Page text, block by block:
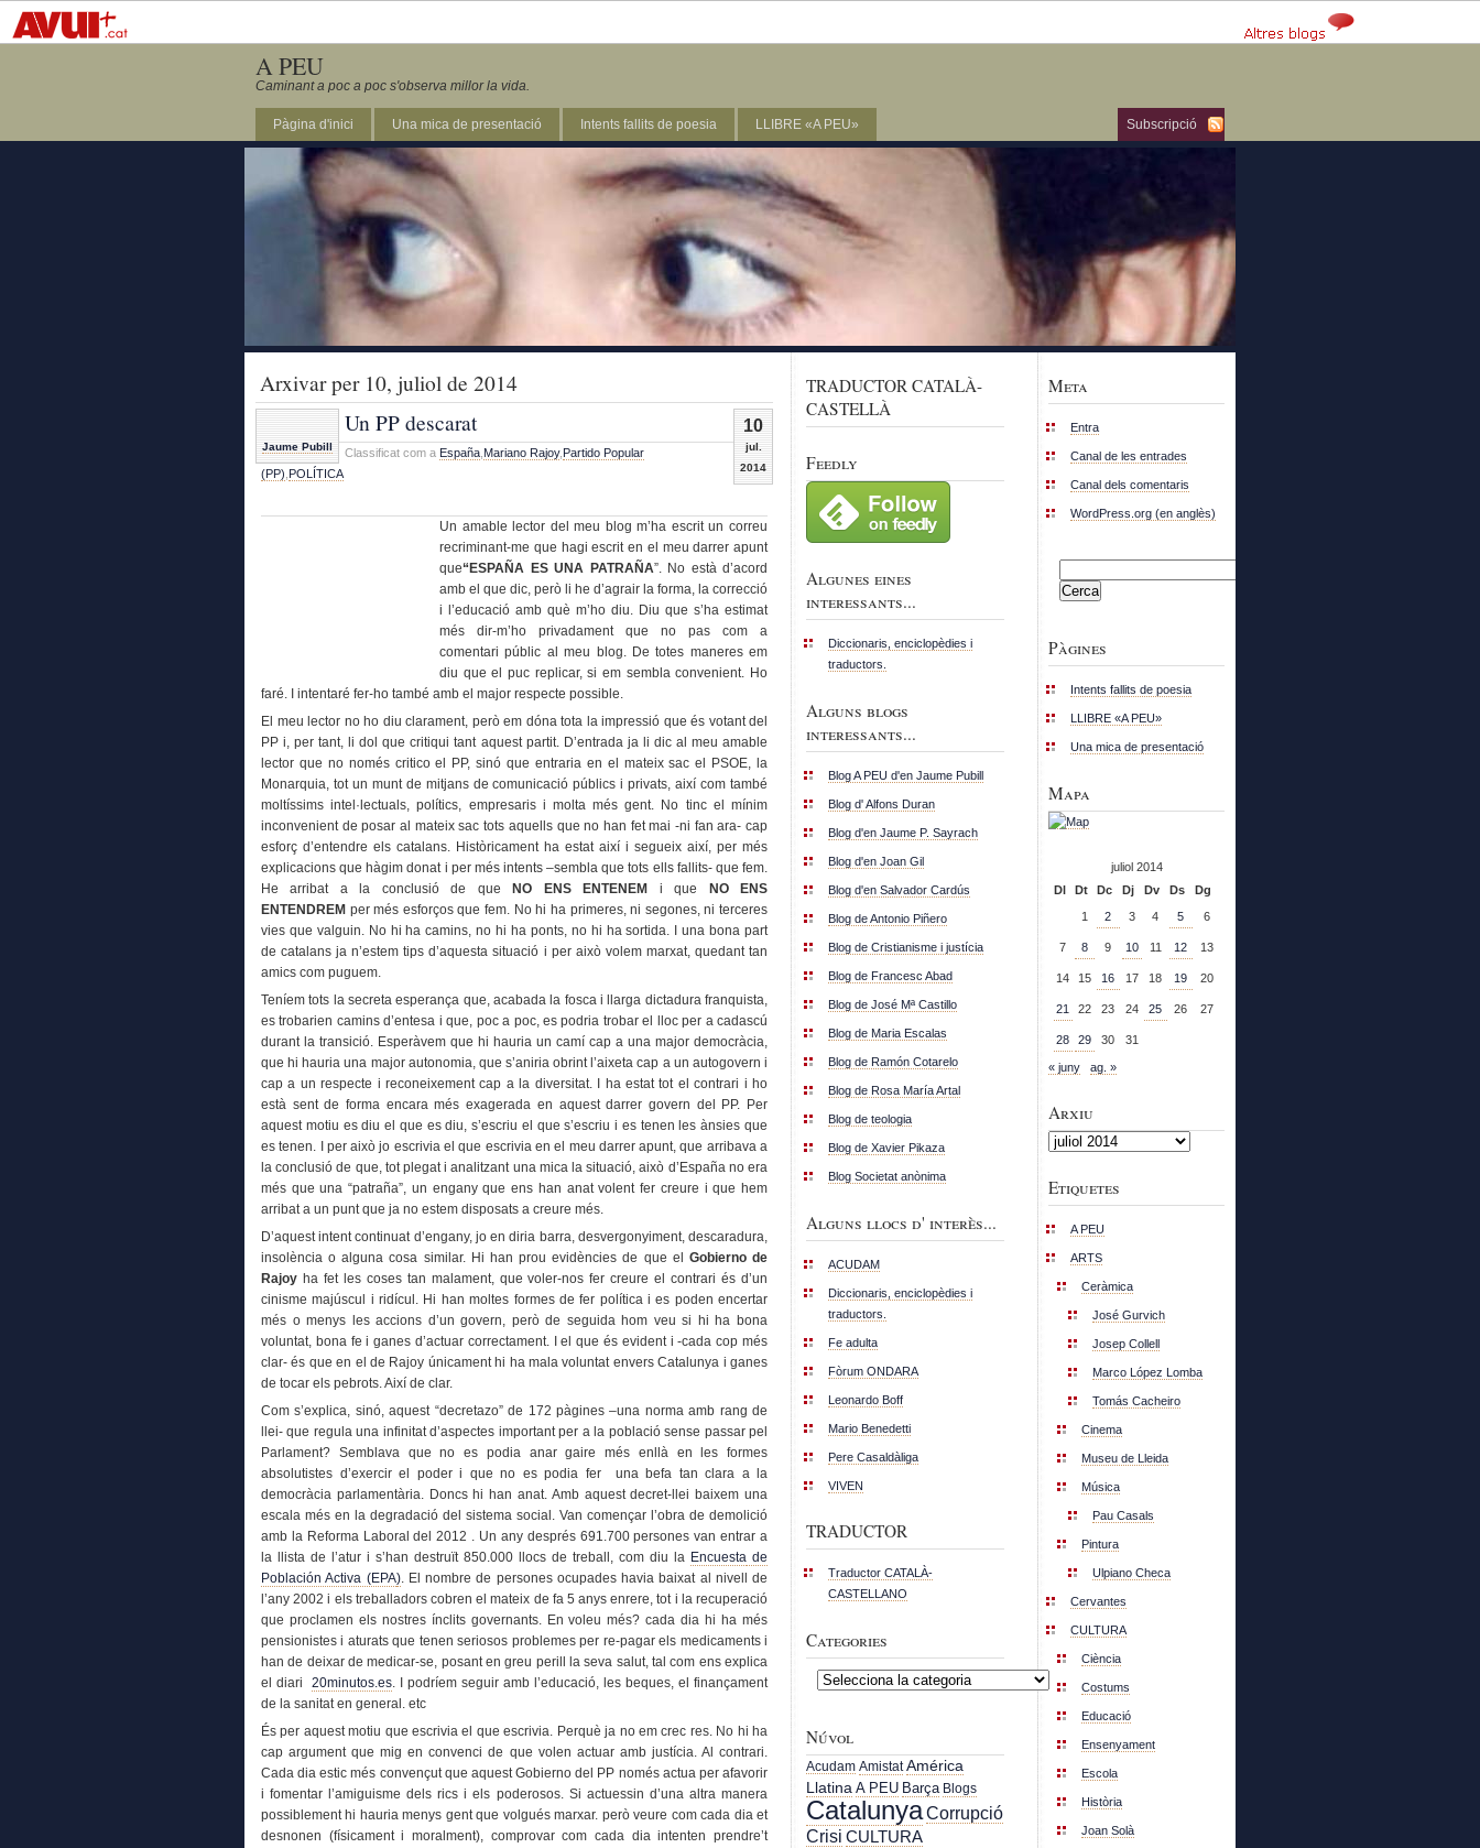
A PEU
Caminant a poc a poc s'observa millor la vida.
Subscripció
Pàgina d'inici Una mica de presentació Intents fallits de poesia LLIBRE «A PEU»
Arxivar per 10, juliol de 2014
10
jul.
2014
Jaume Pubill
Un PP descarat
Classificat com a España Mariano Rajoy, Partido Popular
(PP) POLÍTICA
Un amable lector del meu blog m’ha escrit un correu
recriminant-me que hagi escrit en el meu darrer apunt
que“ESPAÑA ES UNA PATRAÑA”. No està d’acord
amb el que dic, però li he d’agrair la forma, la correcció
i l’educació amb què m’ho diu. Diu que s’ha estimat
més dir-m’ho privadament que no pas com a
comentari públic al meu blog. De totes maneres em
diu que el puc replicar, si em sembla convenient. Ho
faré. I intentaré fer-ho també amb el major respecte possible.
El meu lector no ho diu clarament, però em dóna tota la impressió que és votant del
PP i, per tant, li dol que critiqui tant aquest partit. D’entrada ja li dic al meu amable
lector que no només critico el PP, sinó que entraria en el mateix sac el PSOE, la
Monarquia, tot un munt de mitjans de comunicació públics i privats, així com també
moltíssims intel·lectuals, polítics, empresaris i molta més gent. No tinc el mínim
inconvenient de posar al mateix sac tots aquells que no han fet mai -ni fan ara- cap
esforç d’entendre els catalans. Històricament ha estat així i segueix així, per més
explicacions que hàgim donat i per més intents –sembla que tots ells fallits- que fem.
He arribat a la conclusió de que
NO ENS ENTENEM i que
NO ENS
ENTENDREM per més esforços que fem. No hi ha primeres, ni segones, ni terceres
vies que valguin. No hi ha camins, no hi ha ponts, no hi ha sortida. I una bona part
de catalans ja n’estem tips d’aquesta situació i per això volem marxat, quedant tan
amics com puguem.
Teníem tots la secreta esperança que, acabada la fosca i llarga dictadura franquista,
es trobarien camins d’entesa i que, poc a poc, es podria trobar el lloc per a cadascú
durant la transició. Esperàvem que hi hauria un camí cap a una major democràcia,
que hi hauria una major autonomia, que s’aniria obrint l’aixeta cap a un autogovern i
cap a un respecte i reconeixement cap a la diversitat. I ha estat tot el contrari i ho
està sent de forma encara més exagerada en aquest darrer govern del PP. Per
aquest motiu es diu el que es diu, s’escriu el que s’escriu i es tenen les ànsies que
es tenen. I per això jo escrivia el que escrivia en el meu darrer apunt, que arribava a
la conclusió de que, tot plegat i analitzant una mica la situació, això d’España no era
més que una “patraña”, un engany que ens han anat volent fer creure i que hem
arribat a un punt que ja no estem disposats a creure més.
D’aquest intent continuat d’engany, jo en diria barra, desvergonyiment, descaradura,
insolència o alguna cosa similar. Hi han prou evidències de que el Gobierno de
Rajoy ha fet les coses tan malament, que voler-nos fer creure el contrari és d’un
cinisme majúscul i ridícul. Hi han moltes formes de fer política i es poden encertar
més o menys les accions d’un govern, però de seguida hom veu si hi ha bona
voluntat, bona fe i ganes d’actuar correctament. I el que és evident i -cada cop més
clar- és que en el de Rajoy únicament hi ha mala voluntat envers Catalunya i ganes
de tocar els pebrots. Així de clar.
Com s’explica, sinó, aquest “decretazo” de 172 pàgines –una norma amb rang de
llei- que regula una infinitat d’aspectes important per a la població sense passar pel
Parlament? Semblava que no es podia anar gaire més enllà en les formes
absolutistes d’exercir el poder i que no es podia fer una befa tan clara a la
democràcia parlamentària. Doncs hi han anat. Amb aquest decret-llei baixem una
escala més en la degradació del sistema social. Van començar l’obra de demolició
amb la Reforma Laboral del 2012 . Un any després 691.700 persones van entrar a
la llista de l’atur i s’han destruït 850.000 llocs de treball, com diu la Encuesta de
Población Activa (EPA). El nombre de persones ocupades havia baixat al nivell de
l’any 2002 i els treballadors cobren el mateix de fa 5 anys enrere, tot i la recuperació
que proclamen els nostres ínclits governants. En voleu més? cada dia hi ha més
pensionistes i aturats que tenen seriosos problemes per re-pagar els medicaments i
han de deixar de medicar-se, posant en greu perill la seva salut, tal com ens explica
el diari 20minutos.es. I podríem seguir amb l’educació, les beques, el finançament
de la sanitat en general. etc
És per aquest motiu que escrivia el que escrivia. Perquè ja no em crec res. No hi ha
cap argument que mig en convenci de que volen actuar amb justícia. Al contrari.
Cada dia estic més convençut que aquest Gobierno del PP només actua per afavorir
i fomentar l’amiguisme dels rics i els poderosos. Si actuessin d’una altra manera
possiblement hi hauria menys gent que volgués marxar. però veure com cada dia et
desnonen (físicament i moralment), comprovar com cada dia intenten prendre’t
TRADUCTOR CATALÀ-
CASTELLÀ
Feedly
Algunes eines
interessants...
Diccionaris, enciclopèdies i
traductors.
Alguns blogs
interessants...
Blog A PEU d'en Jaume Pubill
Blog d' Alfons Duran
Blog d'en Jaume P. Sayrach
Blog d'en Joan Gil
Blog d'en Salvador Cardús
Blog de Antonio Piñero
Blog de Cristianisme i justícia
Blog de Francesc Abad
Blog de José Mª Castillo
Blog de Maria Escalas
Blog de Ramón Cotarelo
Blog de Rosa María Artal
Blog de teologia
Blog de Xavier Pikaza
Blog Societat anònima
Alguns llocs d' interès...
ACUDAM
Diccionaris, enciclopèdies i
traductors.
Fe adulta
Fòrum ONDARA
Leonardo Boff
Mario Benedetti
Pere Casaldàliga
VIVEN
TRADUCTOR
Traductor CATALÀ-
CASTELLANO
Categories
Categories
Núvol
Acudam Amistat América
Llatina A PEU Barça Blogs
CatalunyaCorrupció
Crisi CULTURA
Meta
Entra
Canal de les entrades
Canal dels comentaris
WordPress.org (en anglès)
Pàgines
Intents fallits de poesia
LLIBRE «A PEU»
Una mica de presentació
Mapa
juliol 2014
Dl
Dt Dc Dj Dv Ds
Dg
1
2 3 4 5 6
7 8 9 10 11 12 13
14 15 16 17 18 19 20
21 22 23 24 25 26 27
28 29 30 31
« juny ag. »
Arxiu
Arxiu
Etiquetes
A PEU
ARTS
Ceràmica
José Gurvich
Josep Collell
Marco López Lomba
Tomás Cacheiro
Cinema
Museu de Lleida
Música
Pau Casals
Pintura
Ulpiano Checa
Cervantes
CULTURA
Ciència
Costums
Educació
Ensenyament
Escola
Història
Joan Solà